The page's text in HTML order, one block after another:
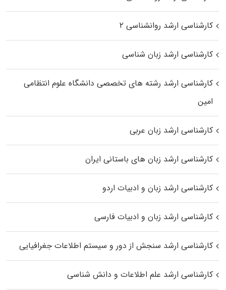
کارشناسی ارشد روانشناسی ۲
کارشناسی ارشد زبان شناسی
کارشناسی ارشد رﺷﺘﻪ ﻫﺎی تخصصی داﻧﺸﮕﺎه ﻋﻠﻮم انتظامی
اﻣﻴﻦ
کارشناسی ارشد زبان عربی
کارشناسی ارشد زبان‌ های باستانی ایران
کارشناسی ارشد زبان و ادبیات اردو
کارشناسی ارشد زبان و ادبیات فارسی
کارشناسی ارشد سنجش از دور و سیستم اطلاعات جغرافیایی
کارشناسی ارشد علم اطلاعات و دانش شناسی